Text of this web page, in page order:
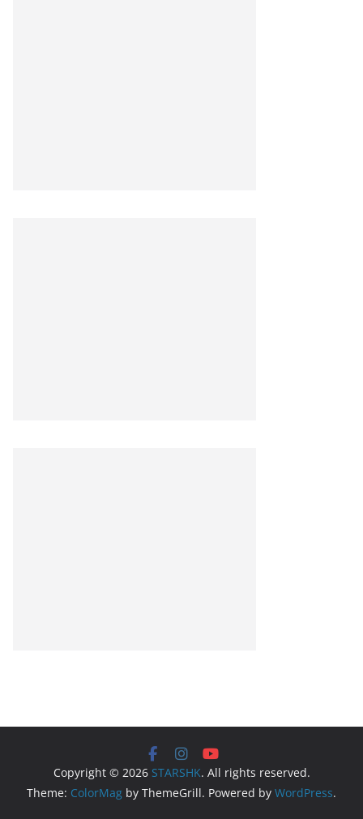
Copyright © 2026 STARSHK. All rights reserved.
Theme: ColorMag by ThemeGrill. Powered by WordPress.